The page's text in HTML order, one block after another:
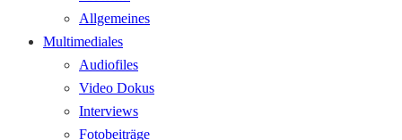
Allgemeines
Multimediales
Audiofiles
Video Dokus
Interviews
Fotobeiträge